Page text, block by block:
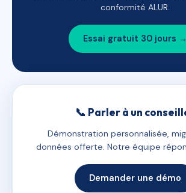
conformité ALUR.
Essai gratuit 30 jours →
📞 Parler à un
Démonstration personnalisée,
données offerte. Notre équipe
Demander une démo